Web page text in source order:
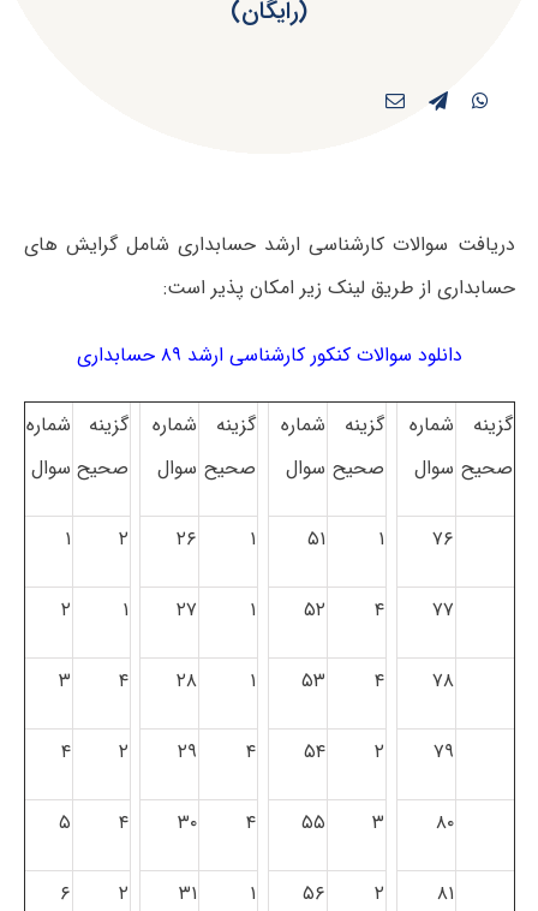
(رایگان)
دریافت سوالات کارشناسی ارشد حسابداری شامل گرایش های
حسابداری از طریق لینک زیر امکان پذیر است:
دانلود سوالات کنکور کارشناسی ارشد ۸۹ حسابداری
گزینه
صحیح
شماره
سوال
گزینه
صحیح
شماره
سوال
گزینه
صحیح
شماره
سوال
گزینه
صحیح
شماره
سوال
۷۶ ۱ ۵۱ ۱ ۲۶ ۲ ۱
۷۷ ۴ ۵۲ ۱ ۲۷ ۱ ۲
۷۸ ۴ ۵۳ ۱ ۲۸ ۴ ۳
۷۹ ۲ ۵۴ ۴ ۲۹ ۲ ۴
۸۰ ۳ ۵۵ ۴ ۳۰ ۴ ۵
۸۱ ۲ ۵۶ ۱ ۳۱ ۲ ۶